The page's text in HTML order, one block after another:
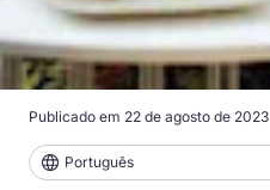
Publicado em 22 de agosto de 2023
Português